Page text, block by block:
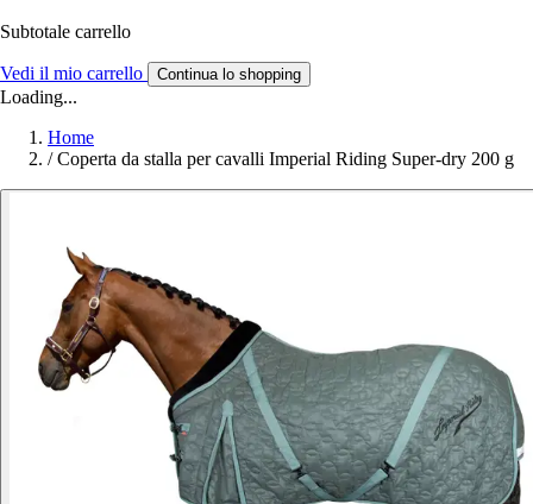
Subtotale carrello
Vedi il mio carrello Continua lo shopping
Loading...
Home
/ Coperta da stalla per cavalli Imperial Riding Super-dry 200 g